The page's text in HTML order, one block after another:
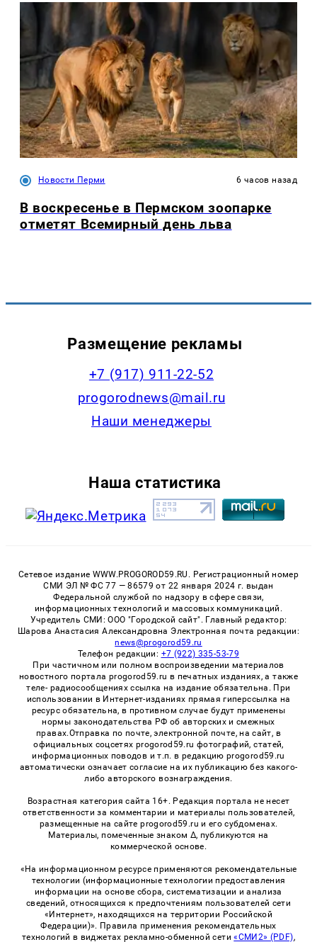
Новости Перми 6 часов назад
В воскресенье в Пермском зоопарке
отметят Всемирный день льва
Размещение рекламы
+7 (917) 911-22-52
progorodnews@mail.ru
Наши менеджеры
Наша статистика
Сетевое издание WWW.PROGOROD59.RU. Регистрационный номер
СМИ ЭЛ № ФС 77 — 86579 от 22 января 2024 г. выдан
Федеральной службой по надзору в сфере связи,
информационных технологий и массовых коммуникаций.
Учредитель СМИ: ООО "Городской сайт". Главный редактор:
Шарова Анастасия Александровна Электронная почта редакции:
news@progorod59.ru
Телефон редакции: +7 (922) 335-53-79
При частичном или полном воспроизведении материалов
новостного портала progorod59.ru в печатных изданиях, а также
теле- радиосообщениях ссылка на издание обязательна. При
использовании в Интернет-изданиях прямая гиперссылка на
ресурс обязательна, в противном случае будут применены
нормы законодательства РФ об авторских и смежных
правах.Отправка по почте, электронной почте, на сайт, в
официальных соцсетях progorod59.ru фотографий, статей,
информационных поводов и т.п. в редакцию progorod59.ru
автоматически означает согласие на их публикацию без какого-
либо авторского вознаграждения.
Возрастная категория сайта 16+. Редакция портала не несет
ответственности за комментарии и материалы пользователей,
размещенные на сайте progorod59.ru и его субдоменах.
Материалы, помеченные знаком Δ, публикуются на
коммерческой основе.
«На информационном ресурсе применяются рекомендательные
технологии (информационные технологии предоставления
информации на основе сбора, систематизации и анализа
сведений, относящихся к предпочтениям пользователей сети
«Интернет», находящихся на территории Российской
Федерации)». Правила применения рекомендательных
технологий в виджетах рекламно-обменной сети«СМИ2» (PDF),